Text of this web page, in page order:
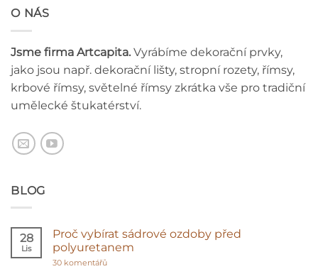
O NÁS
Jsme firma Artcapita. Vyrábíme dekorační prvky,
jako jsou např. dekorační lišty, stropní rozety, římsy,
krbové římsy, světelné římsy zkrátka vše pro tradiční
umělecké štukatérství.
BLOG
28
Lis
Proč vybírat sádrové ozdoby před
polyuretanem
30 komentářůu